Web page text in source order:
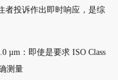
者投诉作出即时响应，是综
µm：即使是要求 ISO Class
测量